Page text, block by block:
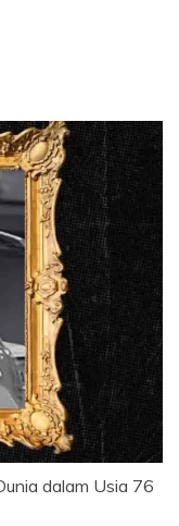
dalam Usia 76